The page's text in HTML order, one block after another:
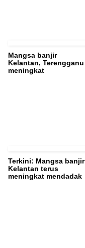
Mangsa banjir
Kelantan, Terengganu
meningkat
Terkini: Mangsa banjir
Kelantan terus
meningkat mendadak